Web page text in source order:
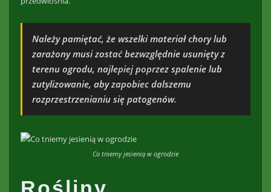
Należy pamiętać, że wszelki materiał chory lub
zarażony musi zostać bezwzględnie usunięty z
terenu ogrodu, najlepiej poprzez spalenie lub
zutylizowanie, aby zapobiec dalszemu
rozprzestrzenianiu się patogenów.
Co tniemy jesienią w ogrodzie